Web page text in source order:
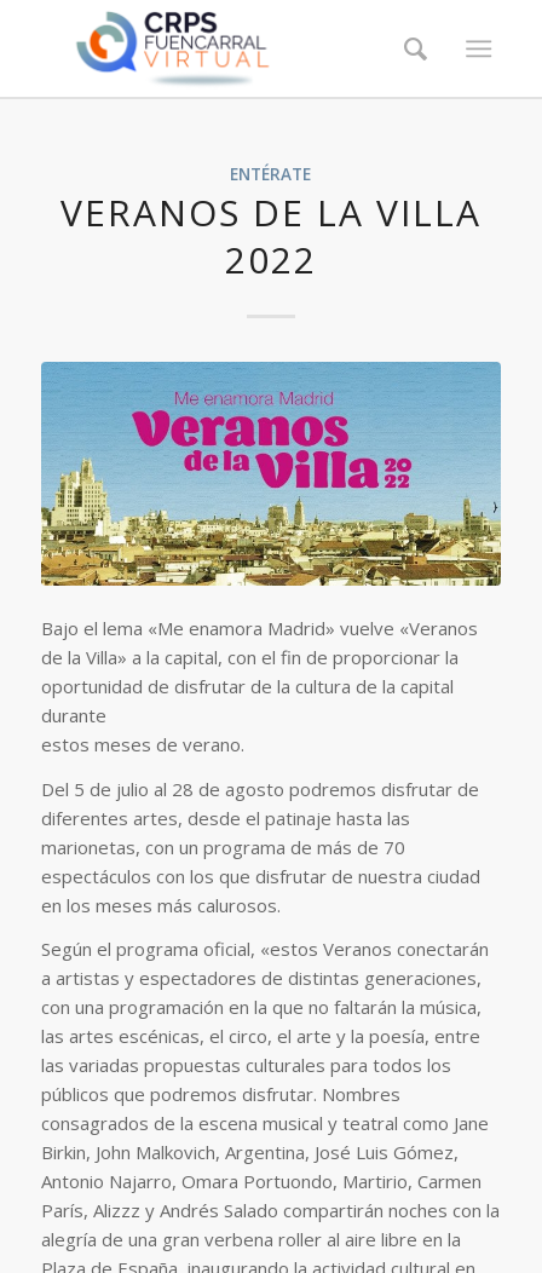
ENTÉRATE
VERANOS DE LA VILLA
2022
Bajo el lema «Me enamora Madrid» vuelve «Veranos
de la Villa» a la capital, con el fin de proporcionar la
oportunidad de disfrutar de la cultura de la capital
durante
estos meses de verano.
Del 5 de julio al 28 de agosto podremos disfrutar de
diferentes artes, desde el patinaje hasta las
marionetas, con un programa de más de 70
espectáculos con los que disfrutar de nuestra ciudad
en los meses más calurosos.
Según el programa oficial, «estos Veranos conectarán
a artistas y espectadores de distintas generaciones,
con una programación en la que no faltarán la música,
las artes escénicas, el circo, el arte y la poesía, entre
las variadas propuestas culturales para todos los
públicos que podremos disfrutar. Nombres
consagrados de la escena musical y teatral como Jane
Birkin, John Malkovich, Argentina, José Luis Gómez,
Antonio Najarro, Omara Portuondo, Martirio, Carmen
París, Alizzz y Andrés Salado compartirán noches con la
alegría de una gran verbena roller al aire libre en la